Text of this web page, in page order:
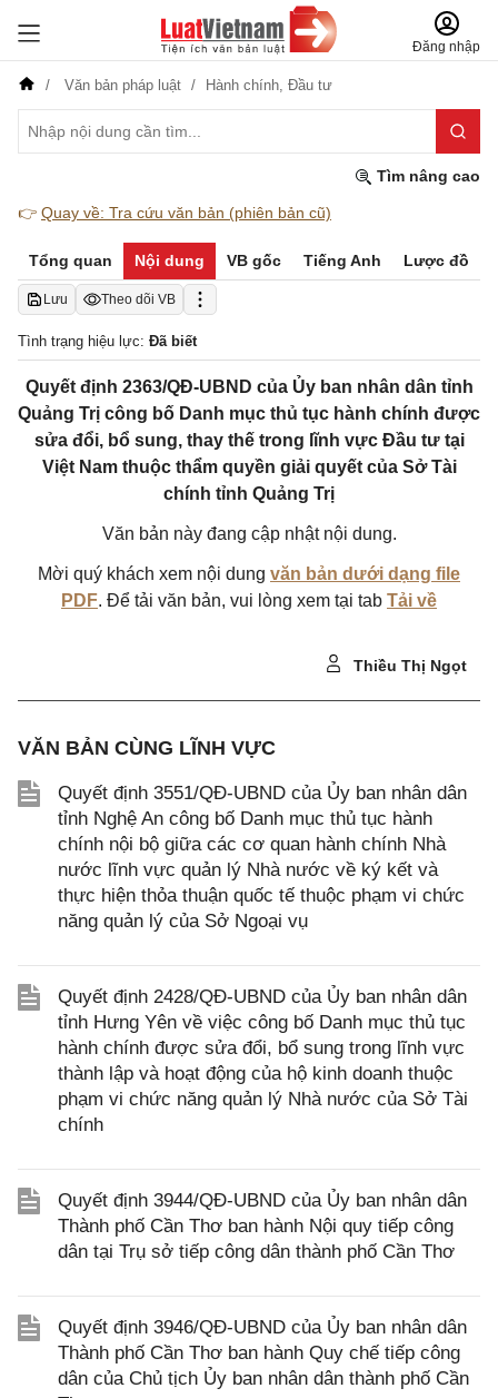
Đăng nhập
Văn bản pháp luật Hành chính, Đầu tư
Tìm nâng cao
👉 Quay về: Tra cứu văn bản (phiên bản cũ)
Tổng quan Nội dung VB gốc Tiếng Anh Lược đồ
Lưu Theo dõi VB
Tình trạng hiệu lực: Đã biết
Quyết định 2363/QĐ-UBND của Ủy ban nhân dân tỉnh
Quảng Trị công bố Danh mục thủ tục hành chính được
sửa đổi, bổ sung, thay thế trong lĩnh vực Đầu tư tại
Việt Nam thuộc thẩm quyền giải quyết của Sở Tài
chính tỉnh Quảng Trị
Văn bản này đang cập nhật nội dung.
Mời quý khách xem nội dung văn bản dưới dạng file
PDF. Để tải văn bản, vui lòng xem tại tab Tải về
Thiều Thị Ngọt
VĂN BẢN CÙNG LĨNH VỰC
Quyết định 3551/QĐ-UBND của Ủy ban nhân dân
tỉnh Nghệ An công bố Danh mục thủ tục hành
chính nội bộ giữa các cơ quan hành chính Nhà
nước lĩnh vực quản lý Nhà nước về ký kết và
thực hiện thỏa thuận quốc tế thuộc phạm vi chức
năng quản lý của Sở Ngoại vụ
Quyết định 2428/QĐ-UBND của Ủy ban nhân dân
tỉnh Hưng Yên về việc công bố Danh mục thủ tục
hành chính được sửa đổi, bổ sung trong lĩnh vực
thành lập và hoạt động của hộ kinh doanh thuộc
phạm vi chức năng quản lý Nhà nước của Sở Tài
chính
Quyết định 3944/QĐ-UBND của Ủy ban nhân dân
Thành phố Cần Thơ ban hành Nội quy tiếp công
dân tại Trụ sở tiếp công dân thành phố Cần Thơ
Quyết định 3946/QĐ-UBND của Ủy ban nhân dân
Thành phố Cần Thơ ban hành Quy chế tiếp công
dân của Chủ tịch Ủy ban nhân dân thành phố Cần